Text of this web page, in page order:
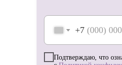
+7
Подтверждаю, что